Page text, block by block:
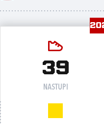
39
NASTUPI